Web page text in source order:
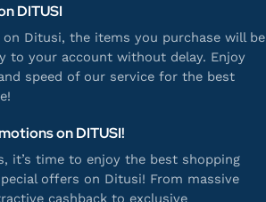
DITUSI
Ditusi, the items you purchase will be
to your account without delay. Enjoy
speed of our service for the best
on DITUSI!
it’s time to enjoy the best shopping
offers on Ditusi! From massive
cashback to exclusive